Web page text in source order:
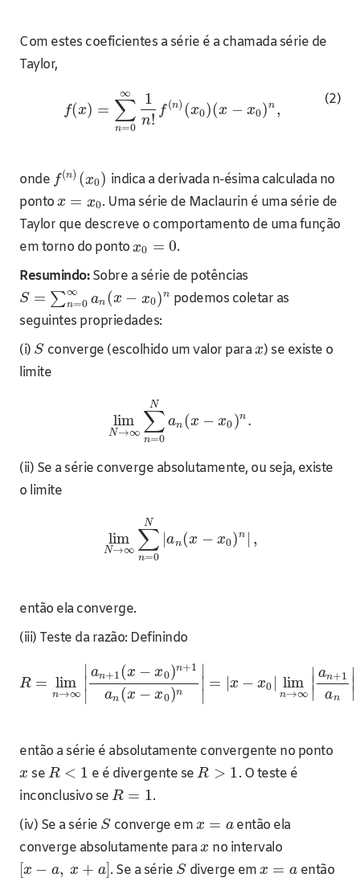
Com estes coeficientes a série é a chamada série de
Taylor,
(2)
f(x) = ∑
n=0
∞ 1
n!
f (n) (x0)(x − x0)n ,
onde f (n) (x0) indica a derivada n-ésima calculada no
ponto x = x0. Uma série de Maclaurin é uma série de
Taylor que descreve o comportamento de uma função
em torno do ponto x0 = 0.
Resumindo:Sobre a série de potências
S = ∑∞
n=0 an (x − x0)n podemos coletar as
seguintes propriedades:
(i) S converge (escolhido um valor parax) se existe o
limite
lim
N→∞ ∑
n=0
N
an (x − x0)n .
(ii) Se a série converge absolutamente, ou seja, existe
o limite
lim
N→∞ ∑
n=0
N
|an(x − x0)n ,
então ela converge.
(iii) Teste da razão: Definindo
R = lim
n→∞
∣
∣
∣
an+1(x − x0)n+1
an (x − x0)n
∣
∣
∣ = x − x0 lim
n→∞
∣
∣
∣
an+1
an
∣
∣
∣
então a série é absolutamente convergente no ponto
x se R < 1 e é divergente seR > 1. O teste é
inconclusivo se R = 1.
(iv) Se a série S converge em x = aentão ela
converge absolutamente parax no intervalo
[x − a, x + a]. Se a série S diverge em x = a então